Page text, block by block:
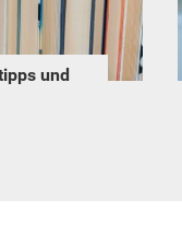
und